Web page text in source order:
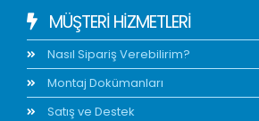
MÜŞTERİ HİZMETLERİ
Nasıl Sipariş Verebilirim?
Montaj Dokümanları
Satış ve Destek